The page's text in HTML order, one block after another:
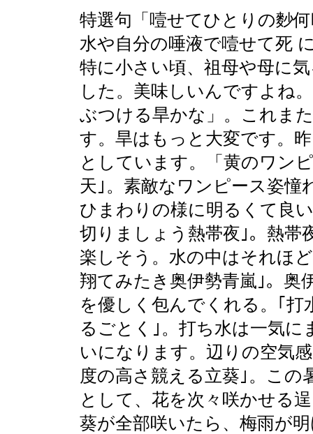
特選句「噎せてひとりの麨
水や自分の唾液で噎せて死
特に小さい頃、祖母や母に
した。美味しいんですよね
ぶつける旱かな」。これま
す。旱はもっと大変です。
としています。「黄のワン
天｣。素敵なワンピース姿憧
ひまわりの様に明るくて良
切りましょう熱帯夜｣。熱帯
楽しそう。水の中はそれほ
翔てみたき奥伊勢青嵐｣。奥
を優しく包んでくれる。｢
るごとく｣。打ち水は一気に
いになります。辺りの空気
度の高さ競える立葵｣。この
として、花を次々咲かせる
葵が全部咲いたら、梅雨が